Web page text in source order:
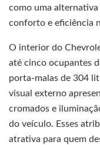
como uma
conforto e eficiência
O interior do
até cinco ocupantes
porta-malas de 304
visual externo
cromados e
do veículo. Esses
atrativa para quem